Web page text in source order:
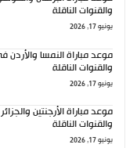
والقنوات الناقلة
يونيو 17, 2026
والقنوات الناقلة
يونيو 17, 2026
والقنوات الناقلة
يونيو 17, 2026